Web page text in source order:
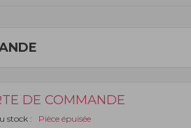
DE COMMANDE
stock : Pièce épuisée